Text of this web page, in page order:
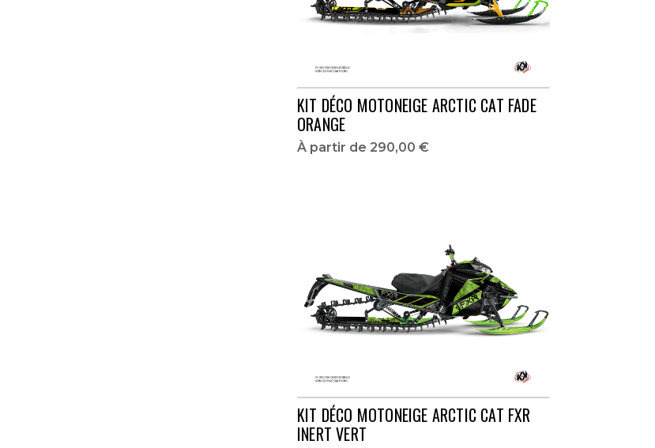
KIT DÉCO MOTONEIGE ARCTIC CAT FADE
ORANGE
À partir de 290,00 €
KIT DÉCO MOTONEIGE ARCTIC CAT FXR
INERT VERT